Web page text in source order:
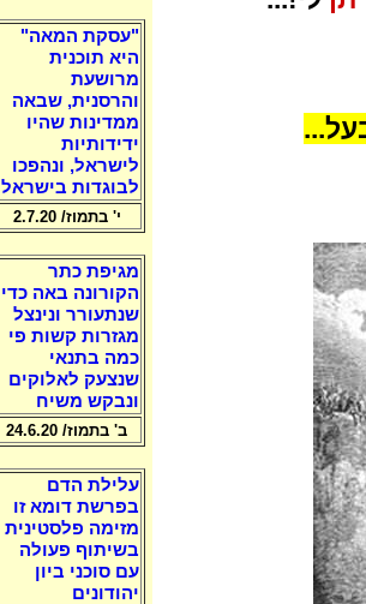
"עסקת המאה"
היא תוכנית
מרושעת
והרסנית, שבאה
ממדינות שהיו
ידידותיות
לישראל, ונהפכו
לבוגדות בישראל
י' בתמוז/ 2.7.20
מגיפת כתר
הקורונה באה כדי
שנתעורר ונינצל
מגזרות קשות פי
כמה בתנאי
שנצעק לאלוקים
ונבקש משיח
ב' בתמוז/ 24.6.20
עלילת הדם
בפרשת דומא זו
מזימה פלסטינית
בשיתוף פעולה
עם סוכני ביון
יהודונים